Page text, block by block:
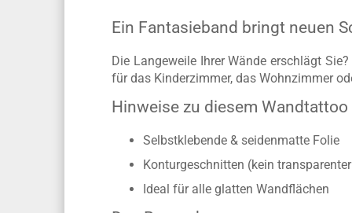
Ein Fantasieband bringt neuen
Die Langeweile Ihrer Wände erschlägt
für das Kinderzimmer, das Wohnzimmer
Hinweise zu diesem Wandtattoo
Selbstklebende & seidenmatte Folie
Konturgeschnitten (kein
Ideal für alle glatten Wandflächen